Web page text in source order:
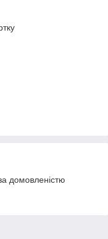
домовленістю